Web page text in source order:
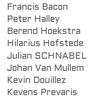
Francis Bacon
Peter Halley
Berend Hoekstra
Hilarius Hofstede
Julian SCHNABEL
Johan Van Mullem
Kevin Douillez
Kevens Prevaris